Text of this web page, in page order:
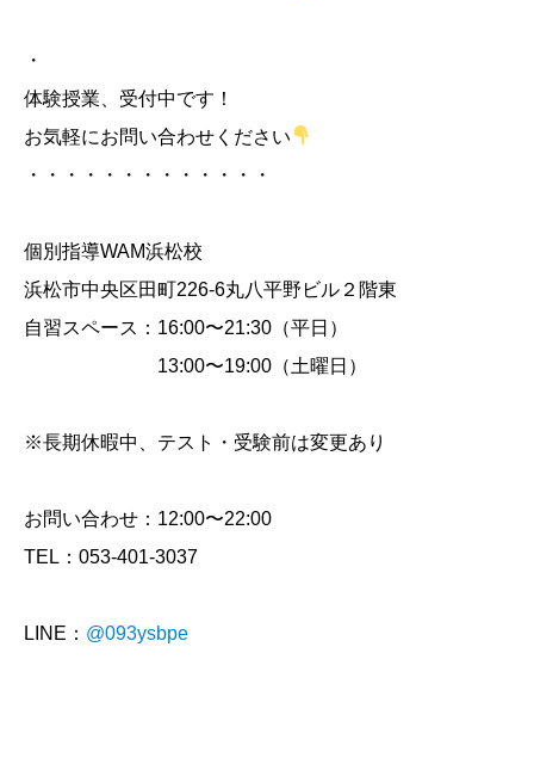
・
体験授業、受付中です！
お気軽にお問い合わせください
・・・・・・・・・・・・・
個別指導WAM浜松校
浜松市中央区田町226-6丸八平野ビル２階東
自習スペース：16:00〜21:30（平日）
13:00〜19:00（土曜日）
※長期休暇中、テスト・受験前は変更あり
お問い合わせ：12:00〜22:00
TEL：053-401-3037
LINE： @093ysbpe